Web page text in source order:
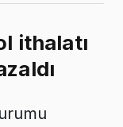
ithalatı